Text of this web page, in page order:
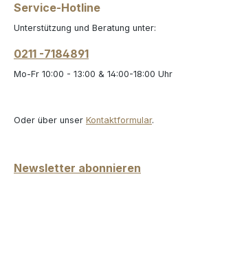
Service-Hotline
Unterstützung und Beratung unter:
0211 -7184891
Mo-Fr 10:00 - 13:00 & 14:00-18:00 Uhr
Oder über unser Kontaktformular.
Newsletter abonnieren